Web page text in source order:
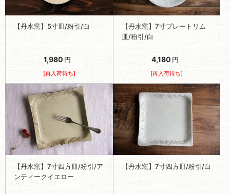
【丹水窯】5寸皿/粉引/白
1,980 円
[再入荷待ち]
【丹水窯】7寸プレートリム
皿/粉引/白
4,180 円
[再入荷待ち]
【丹水窯】7寸四方皿/粉引/ア
ンティークイエロー
【丹水窯】7寸四方皿/粉引/白